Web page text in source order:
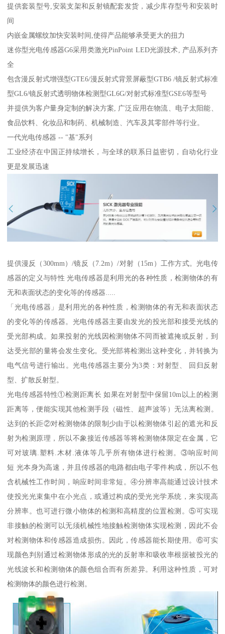
提供套装型号,安装支架和反射镜配套发货，减少库存型号和安装时
间
内嵌金属螺纹加快安装时间,使得产品能够承受更大的扭力
迷你型光电传感器G6采用类激光PinPoint LED光源技术, 产品系列齐
全
包含漫反射式增强型GTE6/漫反射式背景屏蔽型GTB6 /镜反射式标准
型GL6/镜反射式透明物体检测型GL6G/对射式标准型GSE6等型号
并提供为客户量身定制的解决方案, 广泛应用在物流、电子太阳能、
食品饮料、化妆品和制药、机械制造、汽车及其零部件等行业。
一代光电传感器 -- "基"系列
工业经济在中国正持续增长，与全球的联系日益密切，自动化行业
更是发展迅速
提供漫反（300mm）/镜反（7.2m）/对射（15m）工作方式。光电传
感器的定义与特性 光电传感器是利用光的各种性质，检测物体的有
无和表面状态的变化等的传感器.....
「光电传感器」是利用光的各种性质，检测物体的有无和表面状态
的变化等的传感器。光电传感器主要由发光的投光部和接受光线的
受光部构成。如果投射的光线因检测物体不同而被遮掩或反射，到
达受光部的量将会发生变化。受光部将检测出这种变化，并转换为
电气信号进行输出。光电传感器主要分为3类：对射型、 回归反射
型、扩散反射型。
光电传感器特性①检测距离长 如果在对射型中保留10m以上的检测
距离等，便能实现其他检测手段（磁性、超声波等）无法离检测。
达到的长距②对检测物体的限制少由于以检测物体引起的遮光和反
射为检测原理，所以不象接近传感器等将检测物体限定在金属，它
可对玻璃.塑料.木材.液体等几乎所有物体进行检测。③响应时间
短 光本身为高速，并且传感器的电路都由电子零件构成，所以不包
含机械性工作时间，响应时间非常短。④分辨率高能通过设计技术
使投光光束集中在小光点，或通过构成的受光光学系统，来实现高
分辨率。也可进行微小物体的检测和高精度的位置检测。⑤可实现
非接触的检测可以无须机械性地接触检测物体实现检测，因此不会
对检测物体和传感器造成损伤。因此，传感器能长期使用。⑥可实
现颜色判别通过检测物体形成的光的反射率和吸收率根据被投光的
光线波长和检测物体的颜色组合而有所差异。利用这种性质，可对
检测物体的颜色进行检测。